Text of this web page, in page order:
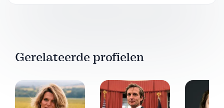
Gerelateerde profielen